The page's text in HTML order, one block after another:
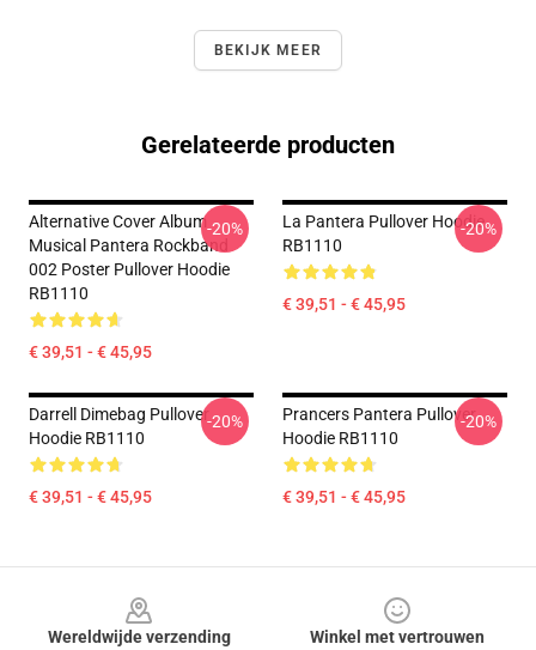
BEKIJK MEER
Gerelateerde producten
Alternative Cover Album
Musical Pantera Rockband
002 Poster Pullover Hoodie
RB1110
€ 39,51 - € 45,95
-20%
La Pantera Pullover Hoodie
RB1110
€ 39,51 - € 45,95
-20%
Darrell Dimebag Pullover
Hoodie RB1110
€ 39,51 - € 45,95
-20%
Prancers Pantera Pullover
Hoodie RB1110
€ 39,51 - € 45,95
-20%
Wereldwijde verzending
Winkel met vertrouwen